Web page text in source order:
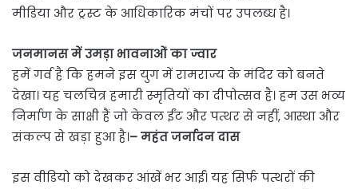
मीडिया और ट्रस्ट के आधिकारिक मंचों पर उपलब्ध है।
जनमानस में उमड़ा भावनाओं का ज्वार
हमें गर्व है कि हमने इस युग में रामराज्य के मंदिर को बनते
देखा। यह चलचित्र हमारी स्मृतियों का दीपोत्सव है। हम उस भव्य
निर्माण के साक्षी हैं जो केवल ईंट और पत्थर से नहीं, आस्था और
संकल्प से खड़ा हुआ है।– महंत जर्नादन दास
इस वीडियो को देखकर आंखें भर आईं। यह सिर्फ पत्थरों की